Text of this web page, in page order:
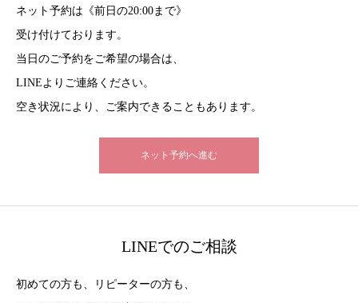
ネット予約は《前日の20:00まで》
受け付けております。
当日のご予約をご希望の場合は、
LINEよりご連絡ください。
空き状況により、ご案内できることもあります。
ネット予約へ進む
LINEでのご相談
初めての方も、リピーターの方も、